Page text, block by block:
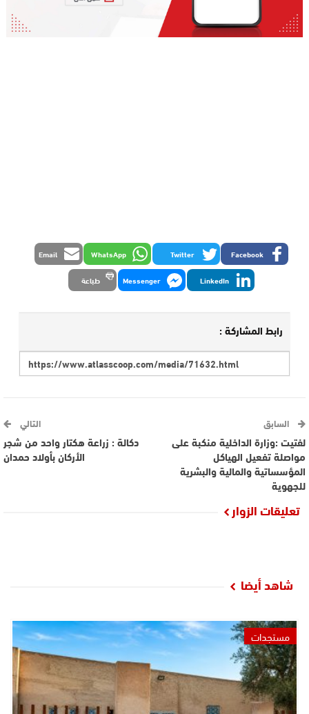
Facebook
Twitter
WhatsApp
Email
LinkedIn
Messenger طباعة
رابط المشاركة :
السابق
لفتيت :وزارة الداخلية منكبة على
مواصلة تفعيل الهياكل
المؤسساتية والمالية والبشرية
للجهوية
التالي
دكالة : زراعة هكتار واحد من شجر
الأركان بأولاد حمدان
تعليقات الزوار
شاهد أيضا
مستجدات